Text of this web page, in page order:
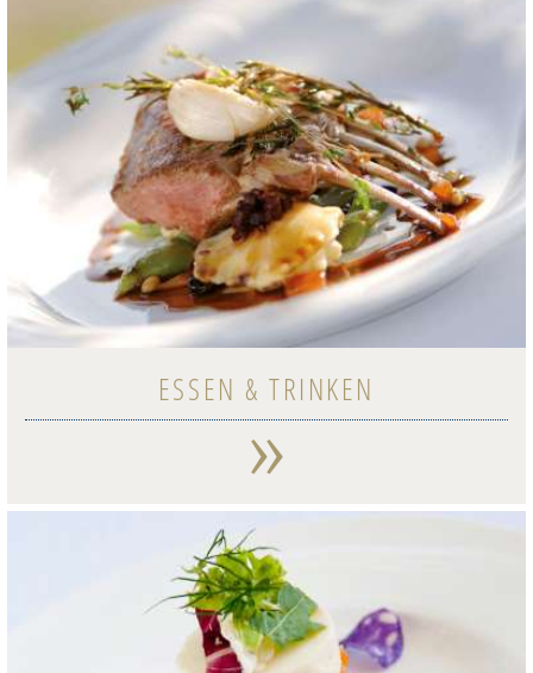
ESSEN & TRINKEN
»